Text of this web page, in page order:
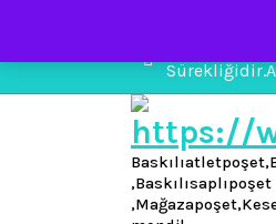
,Baskılısaplıpoşet